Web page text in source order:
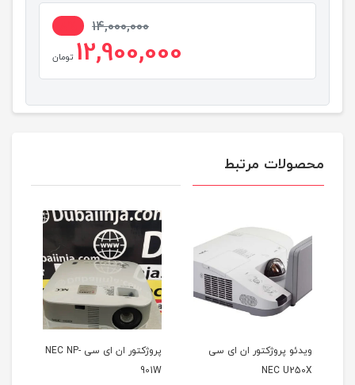
14,000,000
12,900,000 تومان
محصولات مرتبط
پروژکتور ان ای سی NEC NP-
901W
ویدئو پروژکتور هیتاچی